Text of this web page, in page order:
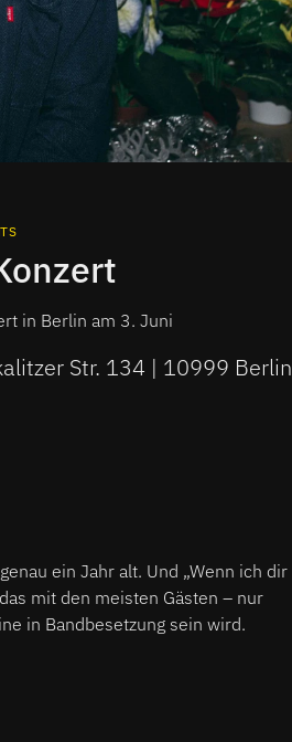
in Berlin am 3. Juni
Str. 134 | 10999 Berlin
ein Jahr alt. Und „Wenn ich dir
mit den meisten Gästen – nur
in Bandbesetzung sein wird.